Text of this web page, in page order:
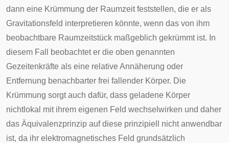
dann eine Krümmung der Raumzeit feststellen, die er als
Gravitationsfeld interpretieren könnte, wenn das von ihm
beobachtbare Raumzeitstück maßgeblich gekrümmt ist. In
diesem Fall beobachtet er die oben genannten
Gezeitenkräfte als eine relative Annäherung oder
Entfernung benachbarter frei fallender Körper. Die
Krümmung sorgt auch dafür, dass geladene Körper
nichtlokal mit ihrem eigenen Feld wechselwirken und daher
das Äquivalenzprinzip auf diese prinzipiell nicht anwendbar
ist, da ihr elektromagnetisches Feld grundsätzlich